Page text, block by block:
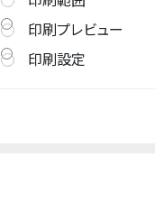
印刷プレビュー
印刷設定